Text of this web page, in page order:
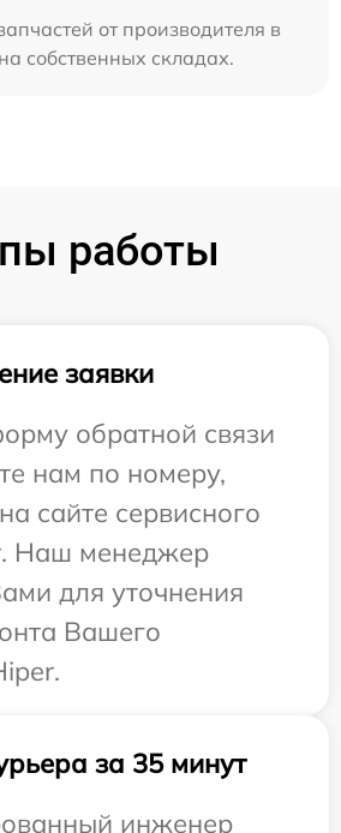
от производителя в
собственных складах.
работы
заявки
обратной связи
нам по номеру,
сайте сервисного
Наш менеджер
для уточнения
Вашего
за 35 минут
инженер